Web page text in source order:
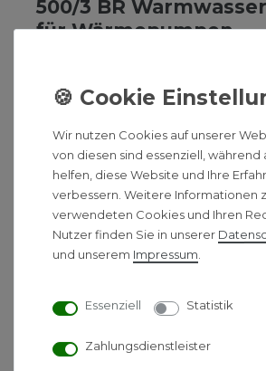
500/3 BR
für Wärmepumpen
Warmwasserspeicher für
Kombination mit
Produktvorteile:
- Warmwasserspeicher, indirekt
- Trinkwasserseitig (Speicher und
mit hochwertiger Emaillierung
- Analoge
- Glattrohrregister mit großer,
Wärmepumpen ausgelegte
- Hochwertige Wärmedämmung
Ausstattung:
Wir nutzen Cookies auf unserer
von diesen sind essenziell, während
helfen, diese Website und Ihre
verbessern. Weitere Informationen
verwendeten Cookies und Ihren
Nutzer finden Sie in unserer
und unserem Impressum
Essenziell Statistik
Zahlungsdienstleister